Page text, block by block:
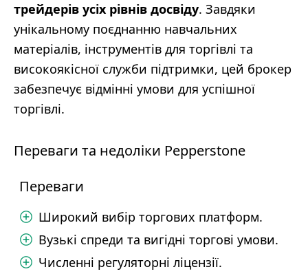
трейдерів усіх рівнів досвіду. Завдяки
унікальному поєднанню навчальних
матеріалів, інструментів для торгівлі та
високоякісної служби підтримки, цей брокер
забезпечує відмінні умови для успішної
торгівлі.
Переваги та недоліки Pepperstone
Переваги
Широкий вибір торгових платформ.
Вузькі спреди та вигідні торгові умови.
Численні регуляторні ліцензії.